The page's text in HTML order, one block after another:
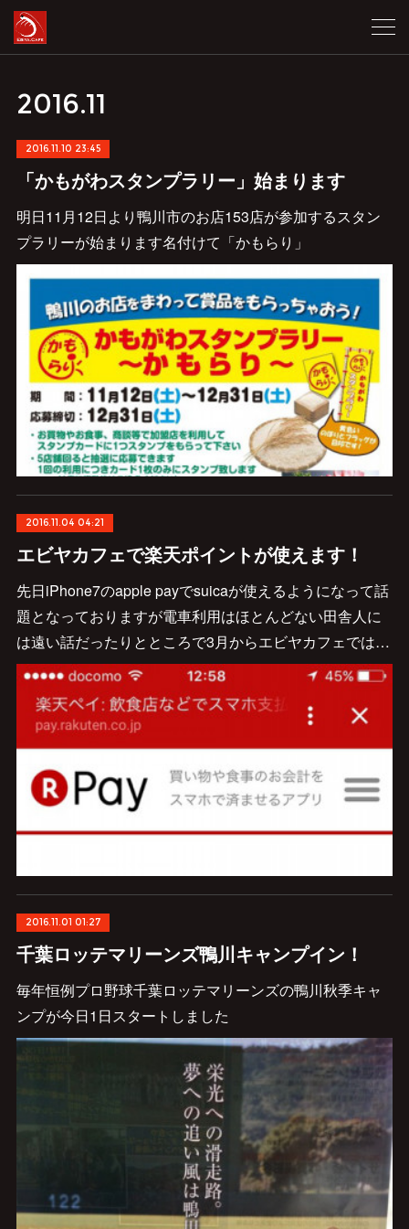
2016.11
2016.11.10 23:45
「かもがわスタンプラリー」始まります
明日11月12日より鴨川市のお店153店が参加するスタン
プラリーが始まります名付けて「かもらり」
2016.11.04 04:21
エビヤカフェで楽天ポイントが使えます！
先日iPhone7のapple payでsuicaが使えるようになって話
題となっておりますが電車利用はほとんどない田舎人に
は遠い話だったりとところで3月からエビヤカフェでは…
2016.11.01 01:27
千葉ロッテマリーンズ鴨川キャンプイン！
毎年恒例プロ野球千葉ロッテマリーンズの鴨川秋季キャ
ンプが今日1日スタートしました